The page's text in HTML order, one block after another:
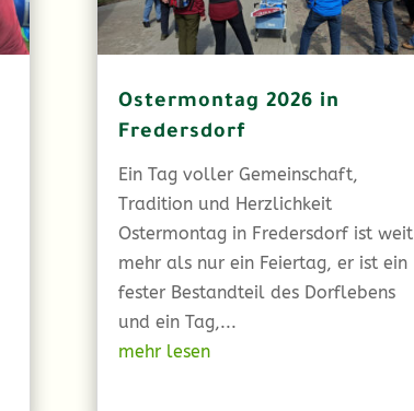
Ostermontag 2026 in
Fredersdorf
Ein Tag voller Gemeinschaft,
Tradition und Herzlichkeit
Ostermontag in Fredersdorf ist weit
mehr als nur ein Feiertag, er ist ein
fester Bestandteil des Dorflebens
und ein Tag,...
mehr lesen